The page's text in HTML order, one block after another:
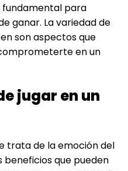
fundamental para
ganar. La variedad de
son aspectos que
en un
jugar en un
trata de la emoción del
que pueden